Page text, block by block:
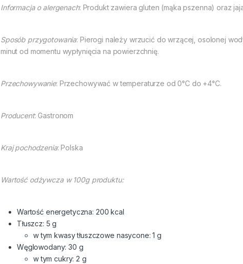
Informacja o alergenach: Produkt zawiera gluten (mąka pszenna) oraz
Sposób przygotowania: Pierogi należy wrzucić do wrzącej, osolonej
minut od momentu wypłynięcia na powierzchnię.
Przechowywanie: Przechowywać w temperaturze od 0°C do +4°C.
Producent: Gastronom
Kraj pochodzenia: Polska
Wartość odżywcza w 100g produktu:
Wartość energetyczna: 200 kcal
Tłuszcz: 5 g
w tym kwasy tłuszczowe nasycone: 1 g
Węglowodany: 30 g
w tym cukry: 2 g